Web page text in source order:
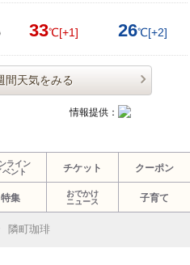
33℃[+1] 26℃[+2]
間天気をみる
情報提供：
ライン
ベント
チケット クーポン
特集
おでかけ
ニュース
子育て
隣町珈琲